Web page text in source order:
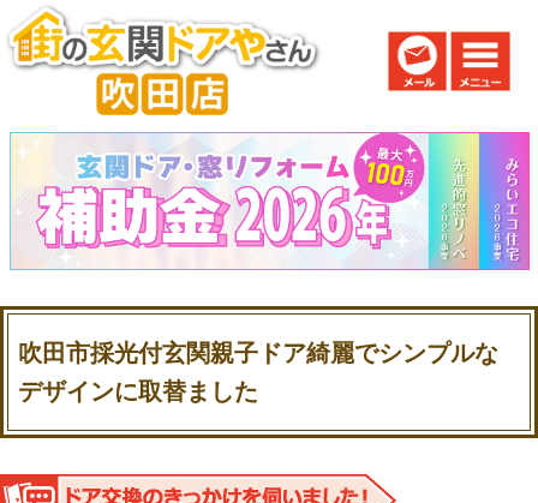
吹田市採光付玄関親子ドア綺麗でシンプルな
デザインに取替ました